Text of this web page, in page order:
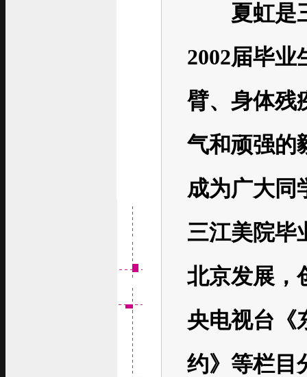
夏虹是三
2002届毕
臂、身体残
气和顽强的
成为广大同
三江美院毕
北京发展，
央电视台《
约》等栏目